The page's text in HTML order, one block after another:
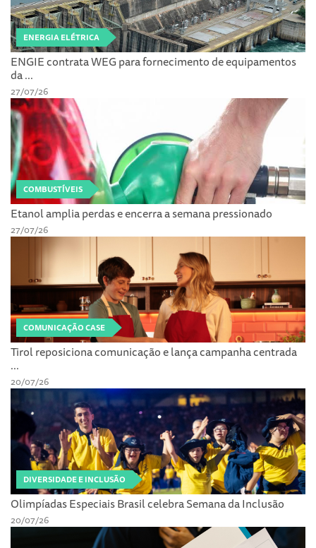
ENERGIA ELÉTRICA
ENGIE contrata WEG para fornecimento de equipamentos
da ...
27/07/26
COMBUSTÍVEIS
Etanol amplia perdas e encerra a semana pressionado
27/07/26
COMUNICAÇÃO CASE
Tirol reposiciona comunicação e lança campanha centrada
...
20/07/26
DIVERSIDADE E INCLUSÃO
Olimpíadas Especiais Brasil celebra Semana da Inclusão
20/07/26